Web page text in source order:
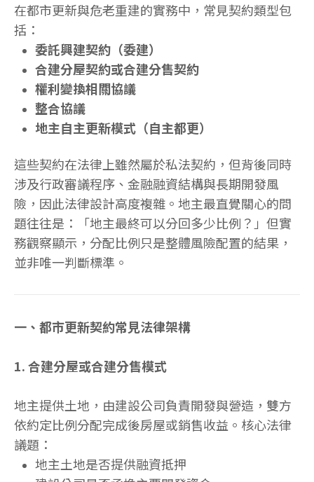
在都市更新與危老重建的實務中，常見契約類型包
括：
委託興建契約（委建）
合建分屋契約或合建分售契約
權利變換相關協議
整合協議
地主自主更新模式（自主都更）
這些契約在法律上雖然屬於私法契約，但背後同時
涉及行政審議程序、金融融資結構與長期開發風
險，因此法律設計高度複雜。地主最直覺關心的問
題往往是：「地主最終可以分回多少比例？」但實
務觀察顯示，分配比例只是整體風險配置的結果，
並非唯一判斷標準。
一、都市更新契約常見法律架構
1. 合建分屋或合建分售模式
地主提供土地，由建設公司負責開發與營造，雙方
依約定比例分配完成後房屋或銷售收益。核心法律
議題：
地主土地是否提供融資抵押